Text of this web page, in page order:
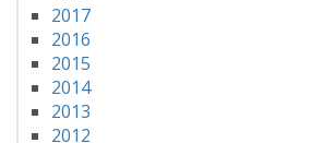
2017
2016
2015
2014
2013
2012